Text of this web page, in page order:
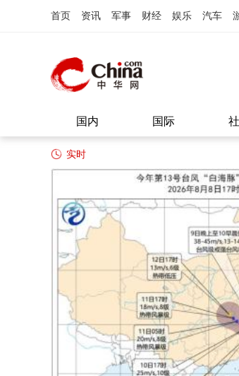
首页 资讯 军事 财经 娱乐 汽车
国内 国际
实时